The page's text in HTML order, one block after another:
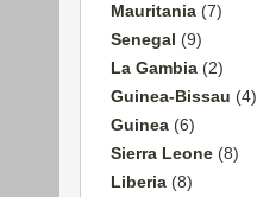
Mauritania(7)
Senegal (9)
La Gambia(2)
Guinea-Bissau (4)
Guinea(6)
Sierra Leone(8)
Liberia(8)